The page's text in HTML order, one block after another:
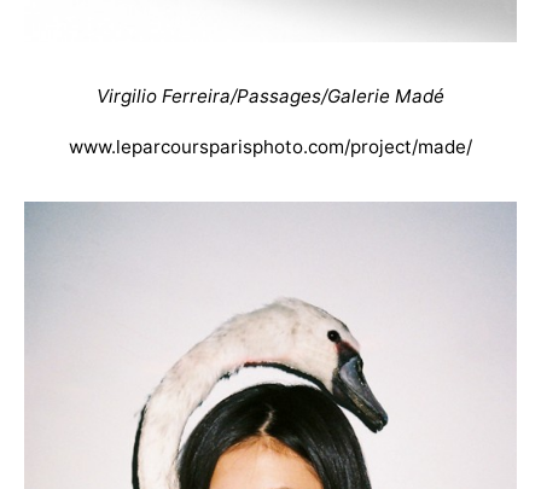
Virgilio Ferreira/Passages/Galerie Madé
www.leparcoursparisphoto.com/project/made/